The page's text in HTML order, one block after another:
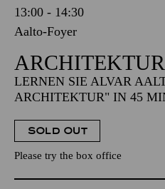
13:00 - 14:30
Aalto-Foyer
LERNEN SIE ALVAR
ARCHITEKTUR" IN 45
SOLD OUT
Please try the box office